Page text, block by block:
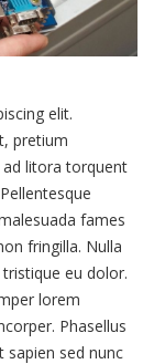
elit.
pretium
litora torquent
fames
fringilla. Nulla
eu dolor.
lorem
Phasellus
sapien sed nunc